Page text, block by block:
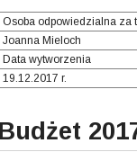
Osoba odpowiedzialna za
Joanna Mieloch
Data wytworzenia
19.12.2017 r.
Budżet